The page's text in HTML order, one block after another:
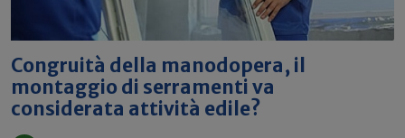
Congruità della manodopera, il
montaggio di serramenti va
considerata attività edile?